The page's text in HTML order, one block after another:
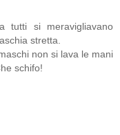
tutti si meravigliavano
stretta.
non si lava le mani
schifo!